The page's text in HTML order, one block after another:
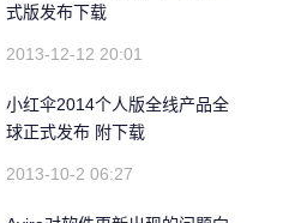
式版发布下载
2013-12-12 20:01
小红伞2014个人版全线产品全
球正式发布 附下载
2013-10-2 06:27